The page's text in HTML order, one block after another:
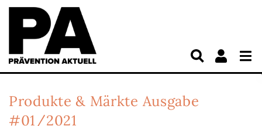
Produkte & Märkte Ausgabe
#01/2021